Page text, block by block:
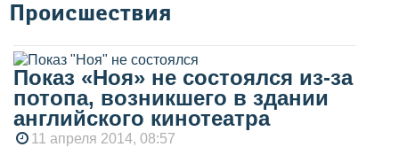
Вы здесь
Происшествия
Показ «Ноя» не состоялся из-за
потопа, возникшего в здании
английского кинотеатра
11 апреля 2014, 08:57